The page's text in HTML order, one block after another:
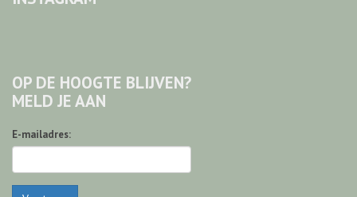
OP DE HOOGTE BLIJVEN?
MELD JE AAN
E-mailadres: